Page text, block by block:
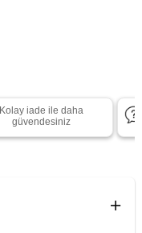
Kolay iade ile daha
güvendesiniz